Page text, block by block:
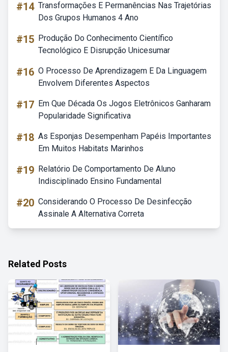
#14 Transformações E Permanências Nas Trajetórias
Dos Grupos Humanos 4 Ano
#15 Produção Do Conhecimento Científico
Tecnológico E Disrupção Unicesumar
#16 O Processo De Aprendizagem E Da Linguagem
Envolvem Diferentes Aspectos
#17 Em Que Década Os Jogos Eletrônicos Ganharam
Popularidade Significativa
#18 As Esponjas Desempenham Papéis Importantes
Em Muitos Habitats Marinhos
#19 Relatório De Comportamento De Aluno
Indisciplinado Ensino Fundamental
#20 Considerando O Processo De Desinfecção
Assinale A Alternativa Correta
Related Posts